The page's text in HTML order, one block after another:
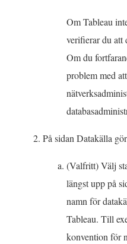
Om Tableau
verifierar du att
Om du
problem med
På sidan Datakälla
(Valfritt) Välj
längst upp på
namn för
Tableau. Till
konvention för